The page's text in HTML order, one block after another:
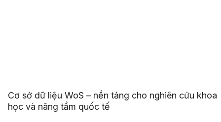
Cơ sở dữ liệu WoS – nền tảng cho nghiên cứu khoa
học và nâng tầm quốc tế